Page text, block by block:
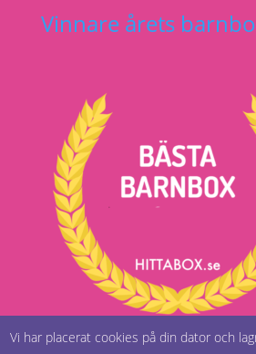
Vinnare årets
Vi har placerat cookies på din dator och